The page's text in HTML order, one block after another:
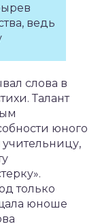
ведь
слова в
Талант
юного
только
юноше